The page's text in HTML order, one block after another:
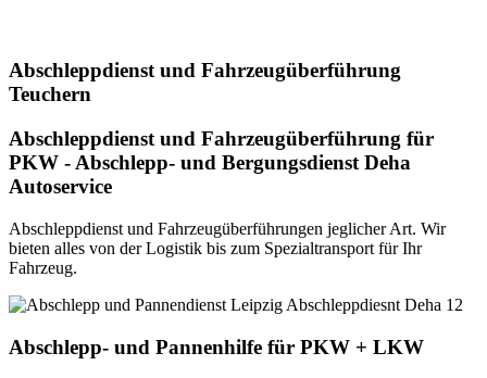
Abschleppdienst und Fahrzeugüberführung
Teuchern
Abschleppdienst und Fahrzeugüberführung für
PKW - Abschlepp- und Bergungsdienst Deha
Autoservice
Abschleppdienst und Fahrzeugüberführungen jeglicher Art. Wir
bieten alles von der Logistik bis zum Spezialtransport für Ihr
Fahrzeug.
Abschlepp- und Pannenhilfe für PKW + LKW